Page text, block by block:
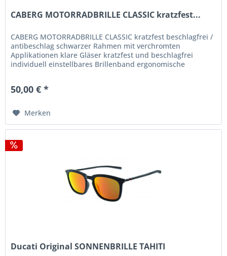
CABERG MOTORRADBRILLE CLASSIC kratzfest...
CABERG MOTORRADBRILLE CLASSIC kratzfest beschlagfrei /
antibeschlag schwarzer Rahmen mit verchromten
Applikationen klare Gläser kratzfest und beschlagfrei
individuell einstellbares Brillenband ergonomische
50,00 € *
Merken
Ducati Original SONNENBRILLE TAHITI